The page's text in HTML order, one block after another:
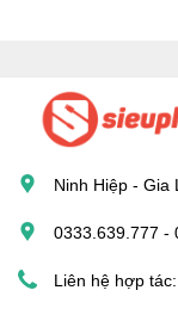
Ninh Hiệp - Gia
0333.639.777 -
Liên hệ hợp